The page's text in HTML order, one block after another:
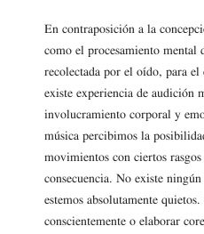
En contraposición a la
como el procesamiento mental
recolectada por el oído, para el
existe experiencia de audición
involucramiento corporal y
música percibimos la
movimientos con ciertos
consecuencia. No existe
estemos absolutamente
conscientemente o elaborar